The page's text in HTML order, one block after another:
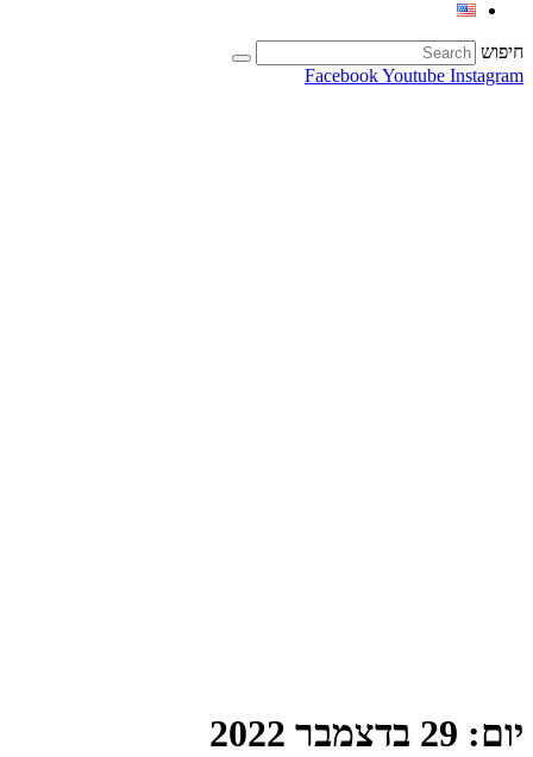
חיפוש
FacebookYoutube Instagram
יום: 29 בדצמבר 2022